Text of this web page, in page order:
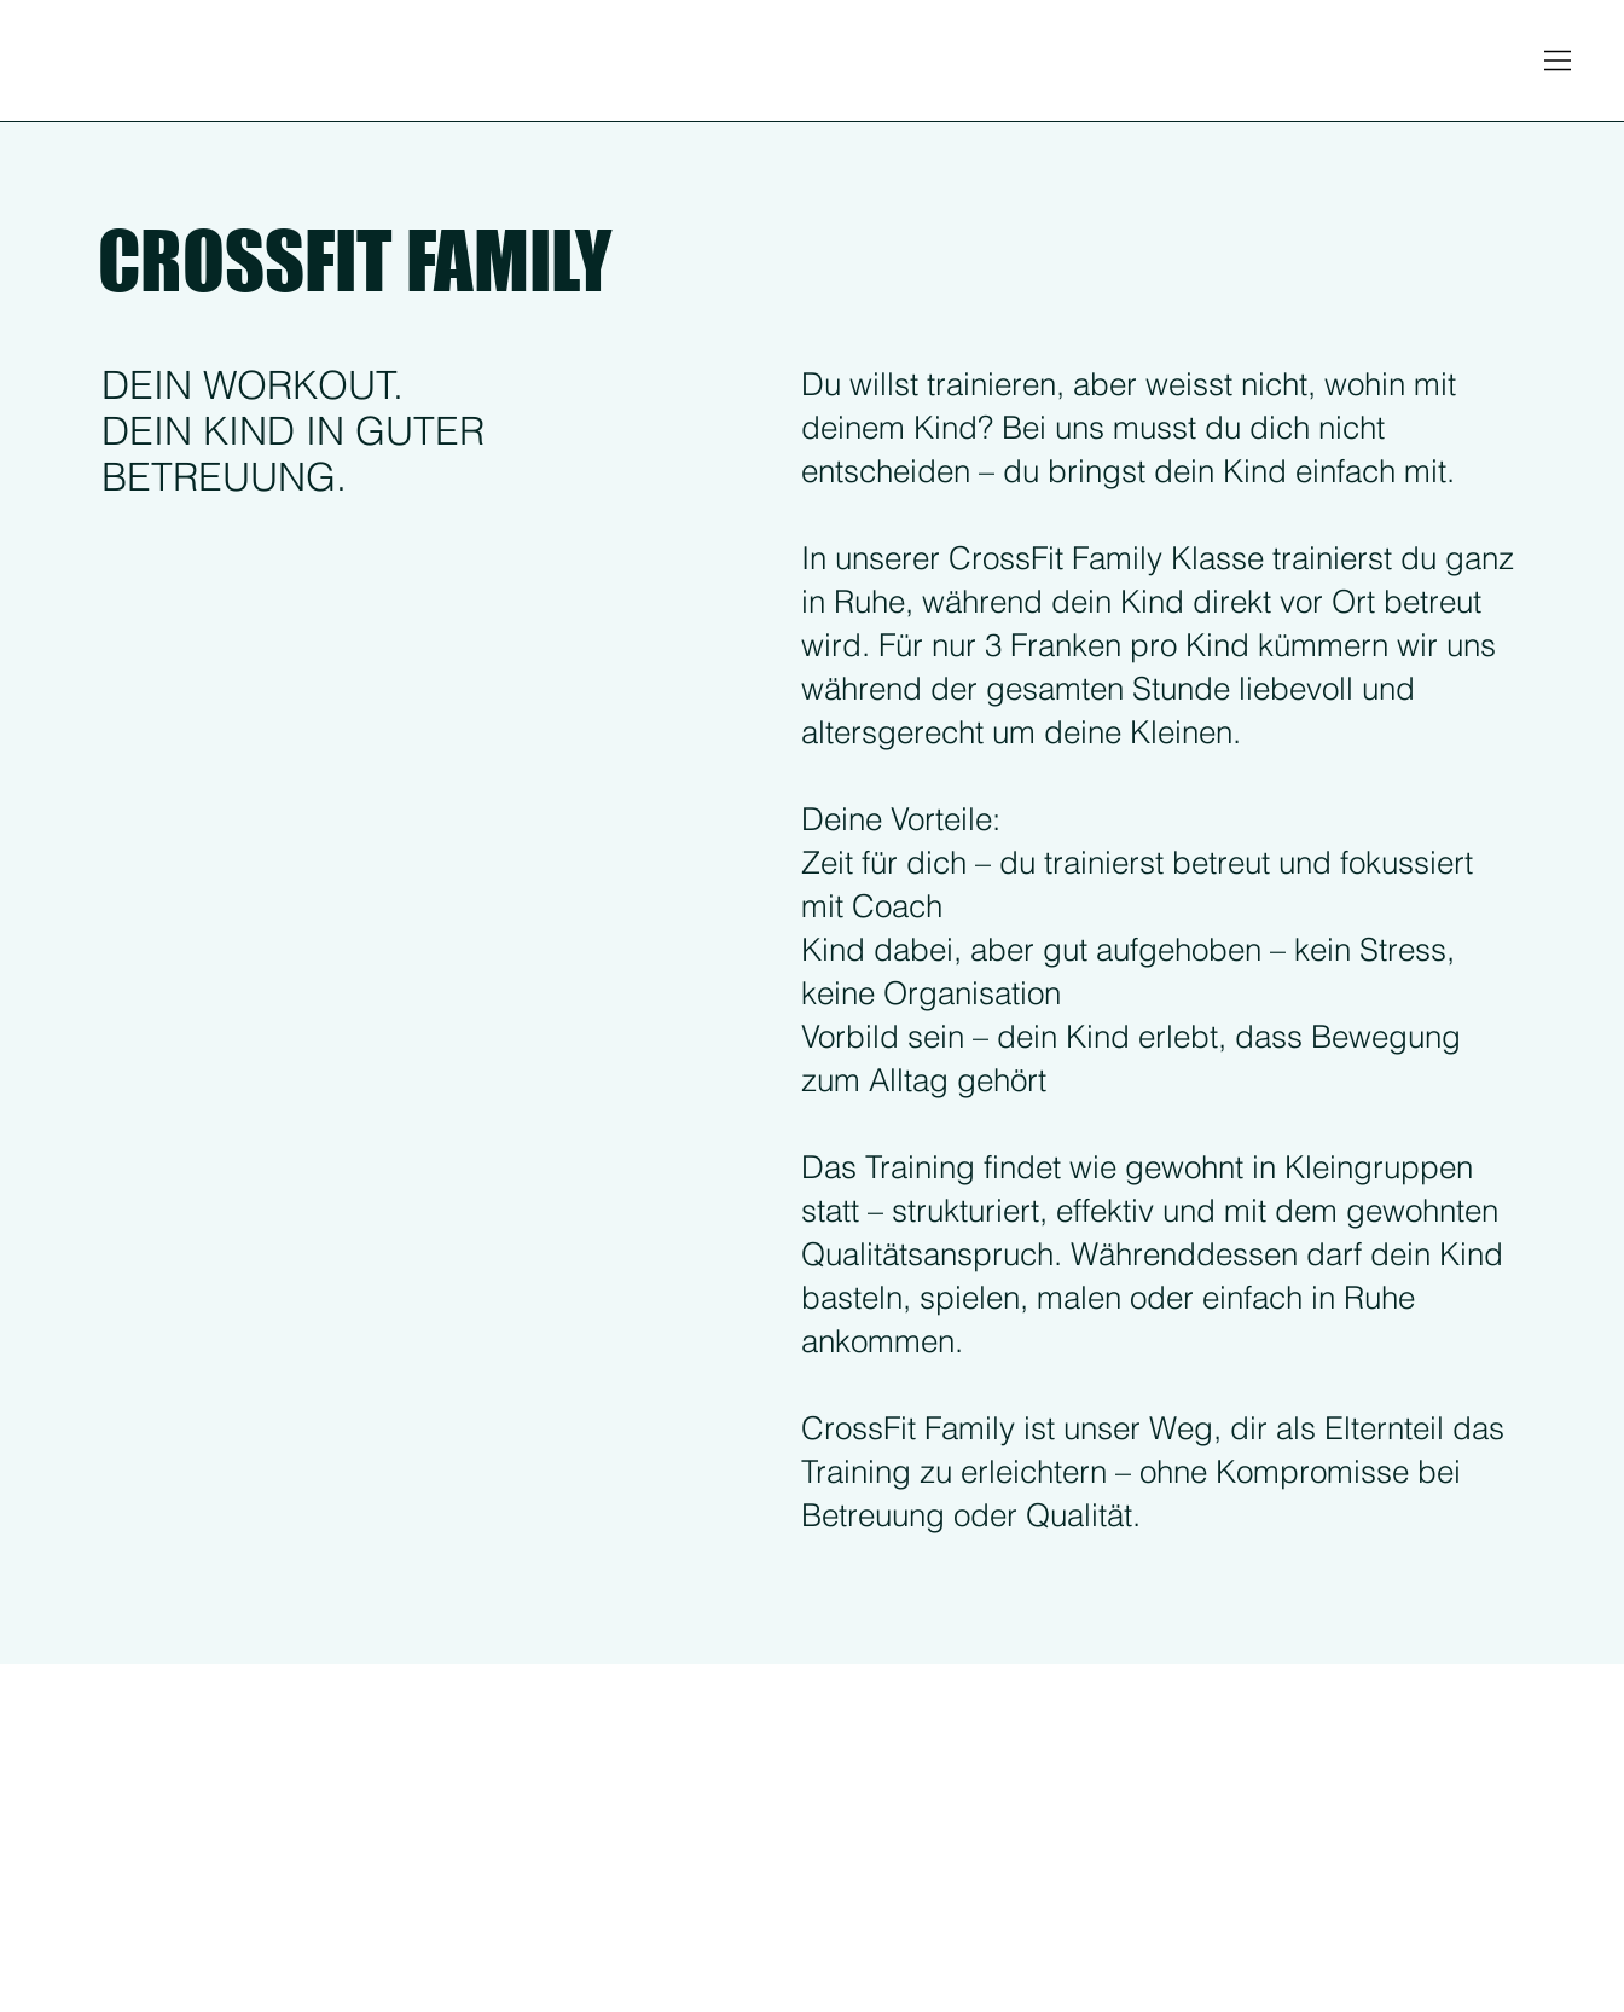
CROSSFIT FAMILY
DEIN WORKOUT.
DEIN KIND IN GUTER
BETREUUNG.
Du willst trainieren, aber weisst nicht, wohin mit
deinem Kind? Bei uns musst du dich nicht
entscheiden – du bringst dein Kind einfach mit.
In unserer CrossFit Family Klasse trainierst du ganz
in Ruhe, während dein Kind direkt vor Ort betreut
wird. Für nur 3 Franken pro Kind kümmern wir uns
während der gesamten Stunde liebevoll und
altersgerecht um deine Kleinen.
Deine Vorteile:
Zeit für dich – du trainierst betreut und fokussiert
mit Coach
Kind dabei, aber gut aufgehoben – kein Stress,
keine Organisation
Vorbild sein – dein Kind erlebt, dass Bewegung
zum Alltag gehört
Das Training findet wie gewohnt in Kleingruppen
statt – strukturiert, effektiv und mit dem gewohnten
Qualitätsanspruch. Währenddessen darf dein Kind
basteln, spielen, malen oder einfach in Ruhe
ankommen.
CrossFit Family ist unser Weg, dir als Elternteil das
Training zu erleichtern – ohne Kompromisse bei
Betreuung oder Qualität.